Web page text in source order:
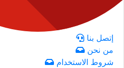
إتصل بنا
من نحن
شروط الاستخدام